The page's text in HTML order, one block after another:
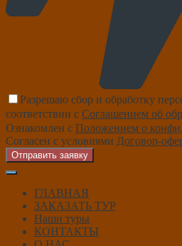
Разрешаю сбор и обработку
соответствии с Соглашением об
Ознакомлен с Положением о
Согласен с условиями Договор-
Отправить заявку
ГЛАВНАЯ
ЗАКАЗАТЬ ТУР
Наши туры
КОНТАКТЫ